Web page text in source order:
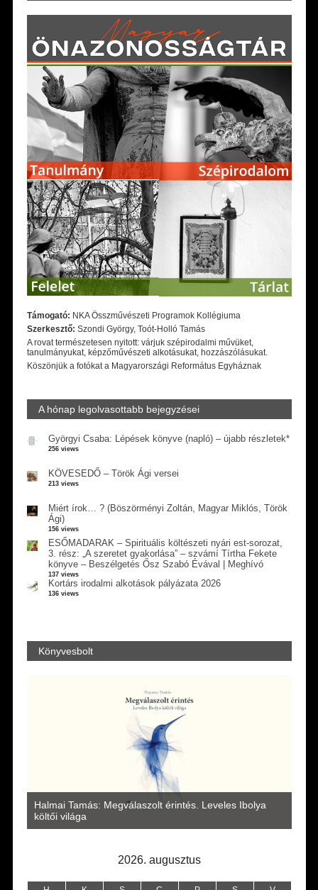
Támogató: NKA Összművészeti Programok Kollégiuma
Szerkesztő: Szondi György, Toót-Holló Tamás
A rovat természetesen nyitott: várjuk szépirodalmi művüket,
tanulmányukat, képzőművészeti alkotásukat, hozzászólásukat.
Köszönjük a fotókat a Magyarországi Református Egyháznak
A hónap legolvasottabb bejegyzései
Györgyi Csaba: Lépések könyve (napló) – újabb részletek*
256 views
KÖVESEDŐ – Török Ági versei
213 views
Miért írok… ? (Böszörményi Zoltán, Magyar Miklós, Török
Ági)
156 views
ESŐMADARAK – Spirituális költészeti nyári est-sorozat,
3. rész: „A szeretet gyakorlása” – szvámí Tírtha Fekete
könyve – Beszélgetés Ősz Szabó Évával | Meghívó
137 views
Kortárs irodalmi alkotások pályázata 2026
136 views
Könyvesbolt
Halmai Tamás: Megválaszolt érintés. Leveles Ibolya
költői világa
2026. augusztus